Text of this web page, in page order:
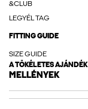
&CLUB
LEGYÉL TAG
FITTING GUIDE
SIZE GUIDE
A TÖKÉLETES AJÁNDÉK
MELLÉNYEK